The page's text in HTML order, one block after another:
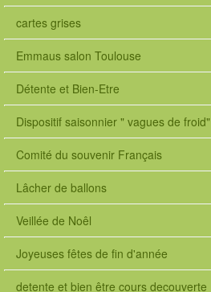
f
a
l
e
V
a
i
d
é
F
r
a
n
a
cartes grises
Emmaus salon Toulouse
Détente et Bien-Etre
Dispositif saisonnier " vagues de froid"
Comité du souvenir Français
Lâcher de ballons
Veillée de Noêl
Joyeuses fêtes de fin d'année
detente et bien être cours decouverte